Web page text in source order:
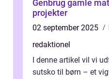
Genbrug gamle
projekter
02 september 2025
redaktionel
I denne artikel vil vi
sutsko til børn – et